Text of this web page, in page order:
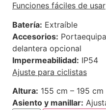
Funciones fáciles de usar
Batería: Extraíble
Accesorios:
delantera opcional
Impermeabilidad: IP54
Ajuste para ciclistas
Altura: 155 cm – 195 cm
Asiento y manillar: